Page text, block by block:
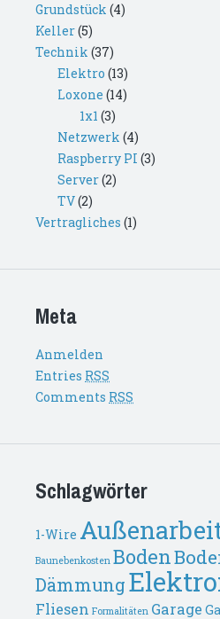
Grundstück (4)
Keller(5)
Technik (37)
Elektro (13)
Loxone (14)
1x1 (3)
Netzwerk (4)
Raspberry PI (3)
Server(2)
TV(2)
Vertragliches (1)
Meta
Anmelden
Entries RSS
Comments RSS
Schlagwörter
1-Wire
Baunebenkosten Boden
Dämmung
Fliesen Formalitäten Garage